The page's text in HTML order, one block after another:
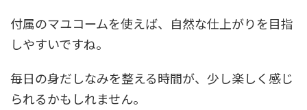
付属のマユコームを使えば、自然な仕上がりを目指
しやすいですね。
毎日の身だしなみを整える時間が、少し楽しく感じ
られるかもしれません。